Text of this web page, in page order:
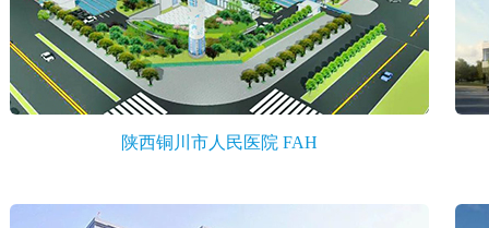
陕西铜川市人民医院 FAH